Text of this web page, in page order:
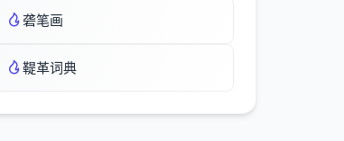
砻笔画
鞮革词典